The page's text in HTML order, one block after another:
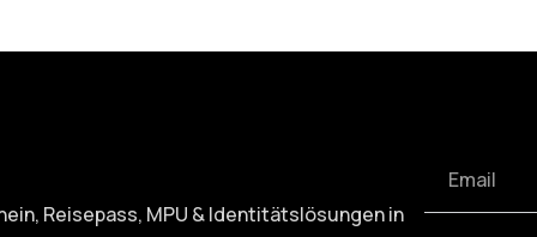
Reisepass, MPU & Identitätslösungen in